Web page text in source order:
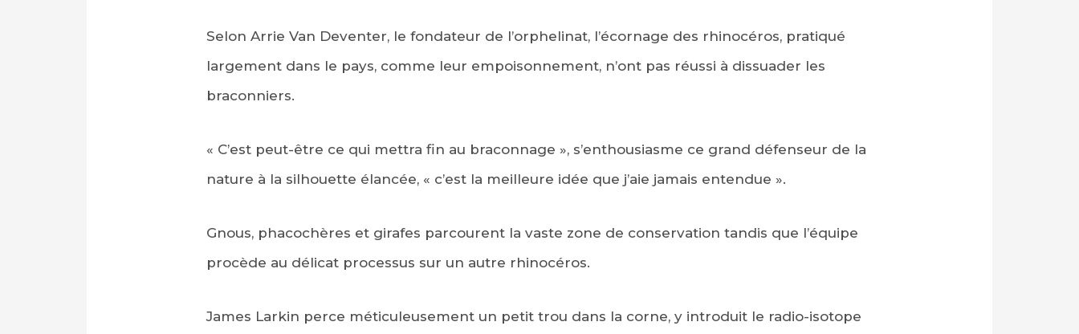
Selon Arrie Van Deventer, le fondateur de l’orphelinat, l’écornage des rhinocéros, pratiqué
largement dans le pays, comme leur empoisonnement, n’ont pas réussi à dissuader les
braconniers.
« C’est peut-être ce qui mettra fin au braconnage », s’enthousiasme ce grand défenseur de la
nature à la silhouette élancée, « c’est la meilleure idée que j’aie jamais entendue ».
Gnous, phacochères et girafes parcourent la vaste zone de conservation tandis que l’équipe
procède au délicat processus sur un autre rhinocéros.
James Larkin perce méticuleusement un petit trou dans la corne, y introduit le radio-isotope